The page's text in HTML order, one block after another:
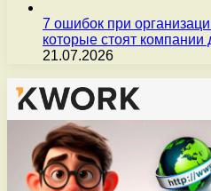
7 ошибок при
которые стоят компании
21.07.2026